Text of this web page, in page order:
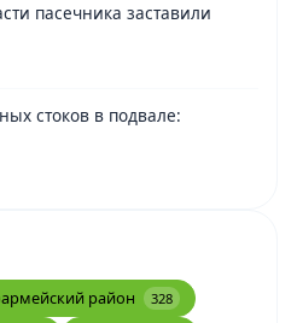
пасечника заставили
стоков в подвале:
район 328